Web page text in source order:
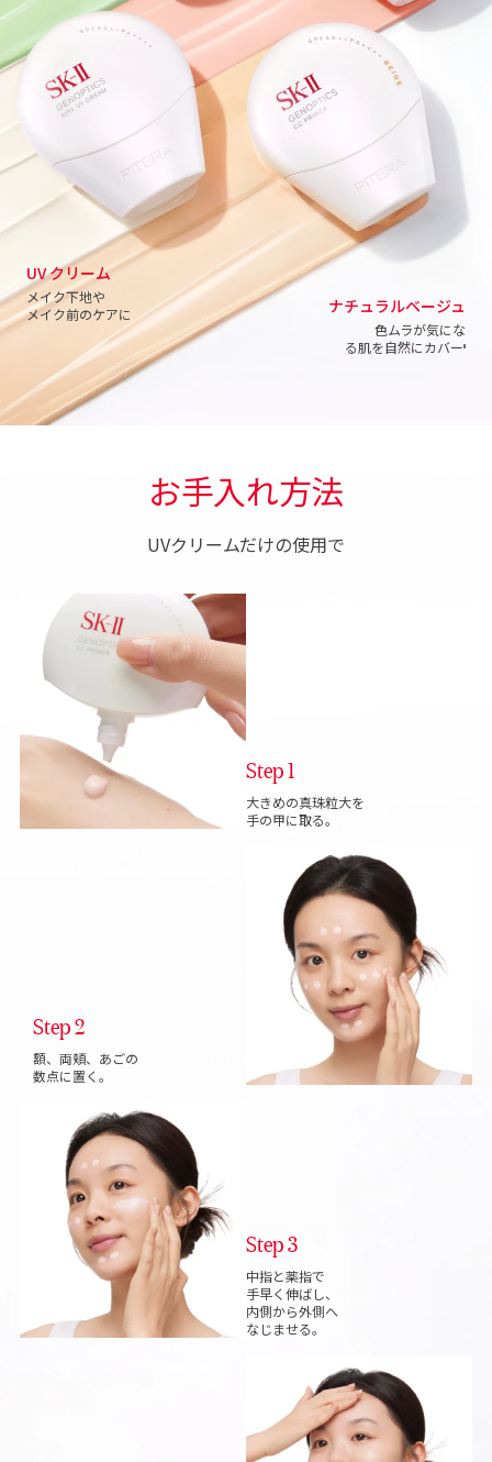
UV クリーム
メイク下地や
メイク前のケアに
ナチュラルベージュ
色ムラが気にな
る肌を自然にカバーII
お手入れ方法
UVクリームだけの使用で
Step 1
大きめの真珠粒大を
手の甲に取る。
Step 2
額、両頬、あごの
数点に置く。
Step 3
中指と薬指で
手早く伸ばし、
内側から外側へ
なじませる。